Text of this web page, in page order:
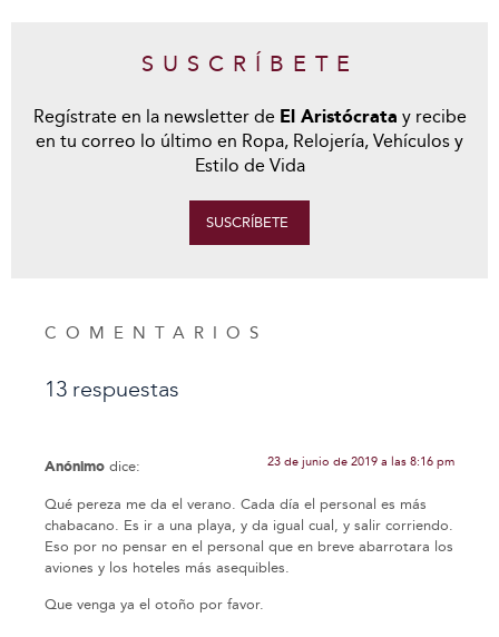
SUSCRÍBETE
Regístrate en la newsletter de El Aristócrata y recibe
en tu correo lo último en Ropa, Relojería, Vehículos y
Estilo de Vida
SUSCRÍBETE
COMENTARIOS
13 respuestas
Anónimo dice: 23 de junio de 2019 a las 8:16 pm
Qué pereza me da el verano. Cada día el personal es más
chabacano. Es ir a una playa, y da igual cual, y salir corriendo.
Eso por no pensar en el personal que en breve abarrotara los
aviones y los hoteles más asequibles.
Que venga ya el otoño por favor.